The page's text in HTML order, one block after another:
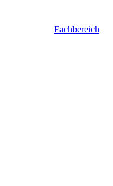
Fachbereich